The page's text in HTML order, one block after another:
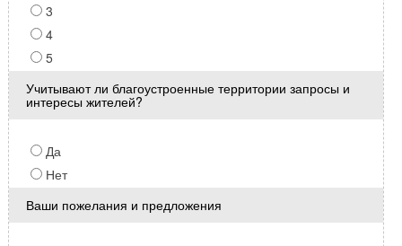
3
4
5
Учитывают ли благоустроенные территории запросы и
интересы жителей?
Да
Нет
Ваши пожелания и предложения